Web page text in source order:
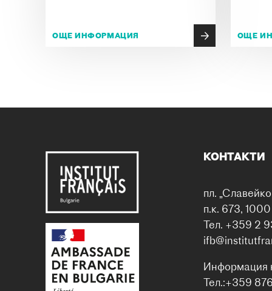
ОЩЕ ИНФОРМАЦИЯ ОЩЕ
КОНТАКТИ
пл.
п.к. 673,
Тел. +359 2
Информация
Тел.:+359